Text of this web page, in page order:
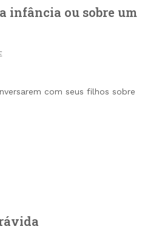
infância ou sobre um
com seus filhos sobre